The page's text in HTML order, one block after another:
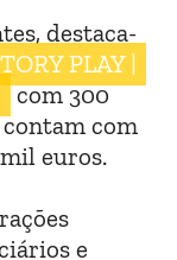
destaca-
PLAY |
com 300
com
euros.
e